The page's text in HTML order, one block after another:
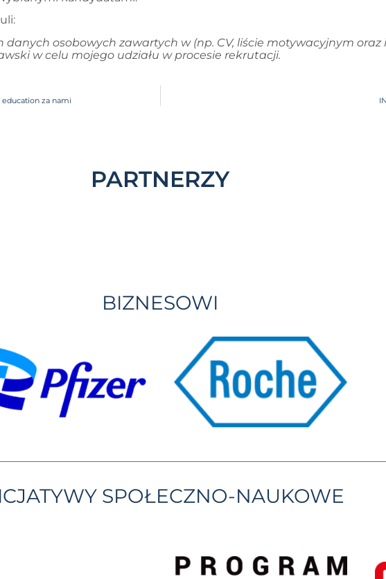
osobowych zawartych w (np. CV, liście motywacyjnym oraz
w celu mojego udziału w procesie rekrutacji.
za nami
PARTNERZY
BIZNESOWI
SPOŁECZNO-NAUKOWE